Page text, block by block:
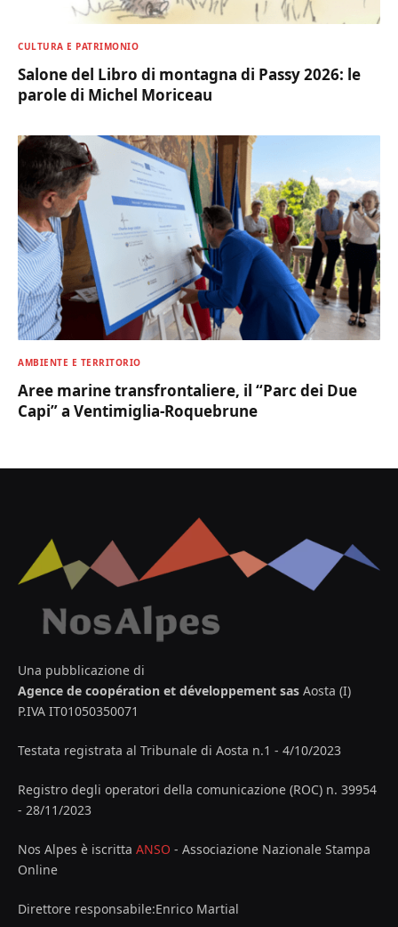
CULTURA E PATRIMONIO
Salone del Libro di montagna di Passy 2026: le
parole di Michel Moriceau
AMBIENTE E TERRITORIO
Aree marine transfrontaliere, il “Parc dei Due
Capi” a Ventimiglia-Roquebrune
Una pubblicazione di
Agence de coopération et développement sas Aosta (I)
P.IVA IT01050350071
Testata registrata al Tribunale di Aosta n.1 - 4/10/2023
Registro degli operatori della comunicazione (ROC) n. 39954
- 28/11/2023
Nos Alpes è iscritta ANSO - Associazione Nazionale Stampa
Online
Direttore responsabile:Enrico Martial